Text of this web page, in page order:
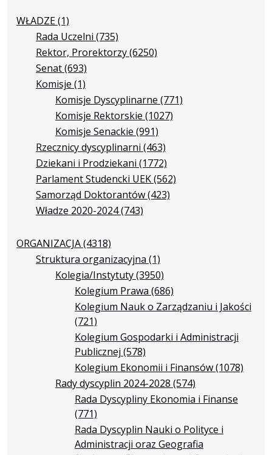
WŁADZE(1)
Rada Uczelni (735)
Rektor, Prorektorzy(6250)
Senat(693)
Komisje (1)
Komisje Dyscyplinarne (771)
Komisje Rektorskie (1027)
Komisje Senackie (991)
Rzecznicy dyscyplinarni (463)
Dziekani i Prodziekani (1772)
Parlament Studencki UEK(562)
Samorząd Doktorantów(423)
Władze 2020-2024(743)
ORGANIZACJA(4318)
Struktura organizacyjna (1)
Kolegia/Instytuty(3950)
Kolegium Prawa (686)
Kolegium Nauk o Zarządzaniu i Jakości
(721)
Kolegium Gospodarki i Administracji
Publicznej (578)
Kolegium Ekonomii i Finansów(1078)
Rady dyscyplin 2024-2028 (574)
Rada Dyscypliny Ekonomia i Finanse
(771)
Rada Dyscyplin Nauki o Polityce i
Administracji oraz Geografia